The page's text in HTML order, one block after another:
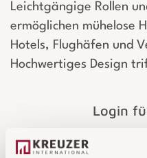
Leichtgängige Rollen
ermöglichen mühelose
Hotels, Flughäfen und
Hochwertiges Design
Login